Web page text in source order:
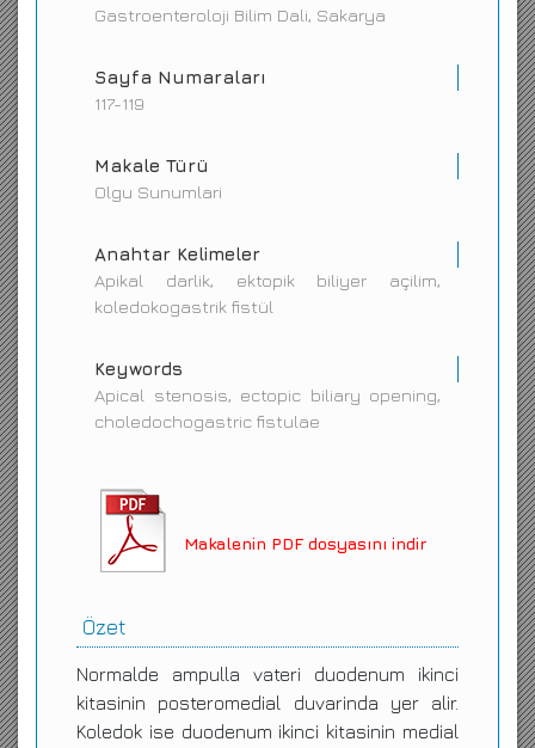
Gastroenteroloji Bilim Dali, Sakarya
Sayfa Numaraları
117-119
Makale Türü
Olgu Sunumlari
Anahtar Kelimeler
Apikal darlik, ektopik biliyer açilim,
koledokogastrik fistül
Keywords
Apical stenosis, ectopic biliary opening,
choledochogastric fistulae
Makalenin PDF dosyasını indir
Özet
Normalde ampulla vateri duodenum ikinci
kitasinin posteromedial duvarinda yer alir.
Koledok ise duodenum ikinci kitasinin medial